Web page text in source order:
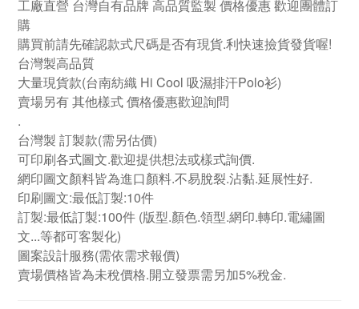
工廠直營 台灣自有品牌 高品質監製 價格優惠 歡迎團體訂
購
購買前請先確認款式尺碼是否有現貨.利快速撿貨發貨喔!
台灣製高品質
大量現貨款(台南紡織 Hi Cool 吸濕排汗Polo衫)
賣場另有 其他樣式 價格優惠歡迎詢問
.
台灣製 訂製款(需另估價)
可印刷各式圖文.歡迎提供想法或樣式詢價.
網印圖文顏料皆為進口顏料.不易脫裂.沾黏.延展性好.
印刷圖文:最低訂製:10件
訂製:最低訂製:100件 (版型.顏色.領型.網印.轉印.電繡圖
文...等都可客製化)
圖案設計服務(需依需求報價)
賣場價格皆為未稅價格.開立發票需另加5%稅金.